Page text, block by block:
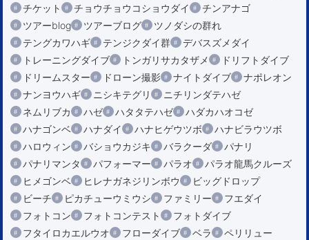
チケット
チョウチョウコショウダイ
チンアナゴ
ツアーblog
ツアーブログ
ツノダシの群れ
テングカワハギ
テンジクダイ群
デバスズメダイ
トレーニングダイブ
トンガリサカタザメ
ドリフトダイブ
ドリームスター
ドローン撮影 ナイトダイブ
ナポレオン
ナンヨウハギ
ニシキテグリ
ニチリンダテハゼ
ネムリブカ
ハゼ ハタタテハゼ
ハダカハオコゼ
ハナゴンベ
ハナダイ ハナヒゲウツボ
ハナビラウツボ
ハロウィン
バショウカジキ バラクーダ
パナリ
パナリマンタ
パフォーマー パラオ
パラオ龍馬クルーズ
ヒメゴンベ
ヒレナガネジリンボウ
ビッグドロップ
ビーチ
ピカチューウミウシ ファミリー
フエダイ
フォトコン
フォトコンテスト
フォトダイブ
フタイロカエルウオ
フローダイブ ベラ
ペリリュー